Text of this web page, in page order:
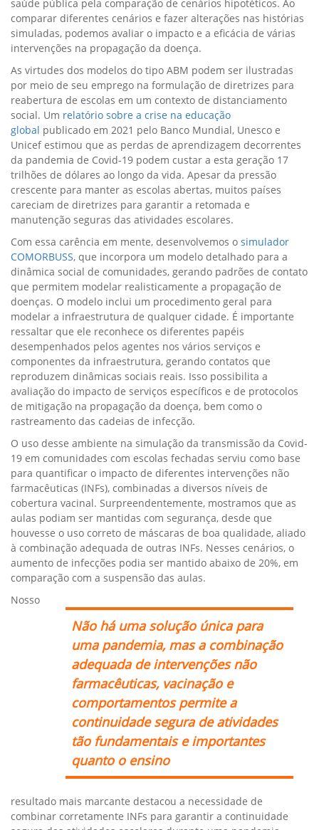
saúde pública pela comparação de cenários hipotéticos. Ao
comparar diferentes cenários e fazer alterações nas histórias
simuladas, podemos avaliar o impacto e a eficácia de várias
intervenções na propagação da doença.
As virtudes dos modelos do tipo ABM podem ser ilustradas
por meio de seu emprego na formulação de diretrizes para
reabertura de escolas em um contexto de distanciamento
social. Um relatório sobre a crise na educação
global publicado em 2021 pelo Banco Mundial, Unesco e
Unicef estimou que as perdas de aprendizagem decorrentes
da pandemia de Covid-19 podem custar a esta geração 17
trilhões de dólares ao longo da vida. Apesar da pressão
crescente para manter as escolas abertas, muitos países
careciam de diretrizes para garantir a retomada e
manutenção seguras das atividades escolares.
Com essa carência em mente, desenvolvemos o simulador
COMORBUSS, que incorpora um modelo detalhado para a
dinâmica social de comunidades, gerando padrões de contato
que permitem modelar realisticamente a propagação de
doenças. O modelo inclui um procedimento geral para
modelar a infraestrutura de qualquer cidade. É importante
ressaltar que ele reconhece os diferentes papéis
desempenhados pelos agentes nos vários serviços e
componentes da infraestrutura, gerando contatos que
reproduzem dinâmicas sociais reais. Isso possibilita a
avaliação do impacto de serviços específicos e de protocolos
de mitigação na propagação da doença, bem como o
rastreamento das cadeias de infecção.
O uso desse ambiente na simulação da transmissão da Covid-
19 em comunidades com escolas fechadas serviu como base
para quantificar o impacto de diferentes intervenções não
farmacêuticas (INFs), combinadas a diversos níveis de
cobertura vacinal. Surpreendentemente, mostramos que as
aulas podiam ser mantidas com segurança, desde que
houvesse o uso correto de máscaras de boa qualidade, aliado
à combinação adequada de outras INFs. Nesses cenários, o
aumento de infecções podia ser mantido abaixo de 20%, em
comparação com a suspensão das aulas.
Não há uma solução única para
uma pandemia, mas a combinação
adequada de intervenções não
farmacêuticas, vacinação e
comportamentos permite a
continuidade segura de atividades
tão fundamentais e importantes
quanto o ensino
Nosso
resultado mais marcante destacou a necessidade de
combinar corretamente INFs para garantir a continuidade